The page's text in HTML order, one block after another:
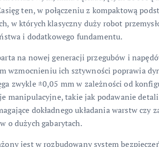
ten, w połączeniu z kompaktową
w których klasyczny duży robot
i dodatkowego fundamentu.
na nowej generacji przegubów i
wzmocnieniu ich sztywności poprawia
zwykle ±0,05 mm w zależności od
manipulacyjne, takie jak podawanie
dokładnego układania warstw czy
o dużych gabarytach.
jest w rozbudowany system